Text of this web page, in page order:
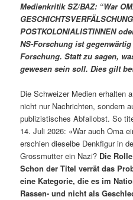
Medienkritik SZ/BAZ: “War
POSTKOLONIALISTINNEN
NS-Forschung ist
Forschung. Statt zu sagen,
gewesen sein soll. Dies gilt
Die Schweizer Medien erhalten
nicht nur Nachrichten, sondern
publizistisches Abfallobst. So
14. Juli 2026: «War auch Oma
erschien dieselbe Denkfigur in
Grossmutter ein Nazi? Die
Schon der Titel verrät das
eine Kategorie, die es im
Rassen- und nicht als